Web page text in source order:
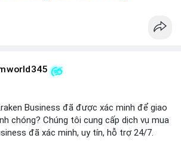
Business đã được xác minh để giao
chóng? Chúng tôi cung cấp dịch vụ mua
đã xác minh, uy tín, hỗ trợ 24/7.